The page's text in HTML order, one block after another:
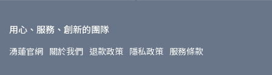
用心、服務、創新的團隊
湧蓮官網 關於我們 退款政策 隱私政策 服務條款